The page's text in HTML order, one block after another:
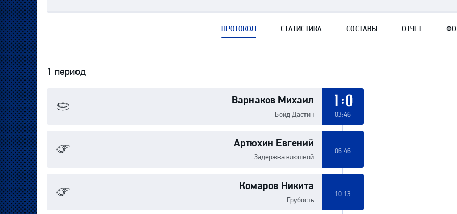
ПРОТОКОЛ СТАТИСТИКА СОСТАВЫ ОТЧЕТ
Протокол
1 период
Варнаков Михаил
Бойд Дастин
1:0
03:46
Артюхин Евгений
Задержка клюшкой
06:46
Комаров Никита
Грубость
10:13